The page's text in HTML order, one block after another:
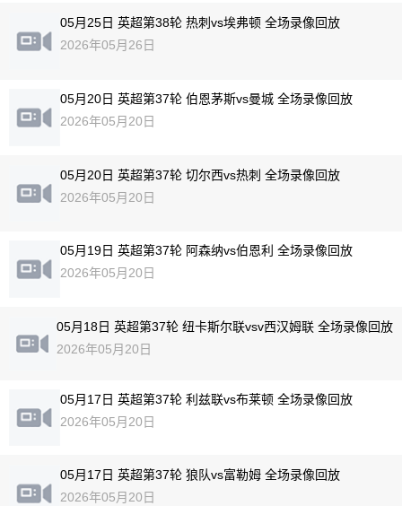
05月25日 英超第38轮 热刺vs埃弗顿 全场录像回放
2026年05月26日
05月20日 英超第37轮 伯恩茅斯vs曼城 全场录像回放
2026年05月20日
05月20日 英超第37轮 切尔西vs热刺 全场录像回放
2026年05月20日
05月19日 英超第37轮 阿森纳vs伯恩利 全场录像回放
2026年05月20日
05月18日 英超第37轮 纽卡斯尔联vsv西汉姆联 全场录像回放
2026年05月20日
05月17日 英超第37轮 利兹联vs布莱顿 全场录像回放
2026年05月20日
05月17日 英超第37轮 狼队vs富勒姆 全场录像回放
2026年05月20日